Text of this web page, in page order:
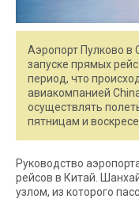
Аэропорт Пулково в
запуске прямых
период, что
авиакомпанией
осуществлять
пятницам и
Руководство
рейсов в Китай.
узлом, из которого